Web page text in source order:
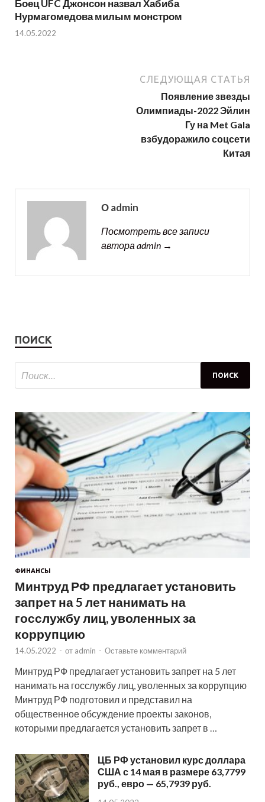
Боец UFC Джонсон назвал Хабиба
Нурмагомедова милым монстром
14.05.2022
СЛЕДУЮЩАЯ СТАТЬЯ
Появление звезды
Олимпиады-2022 Эйлин
Гу на Met Gala
взбудоражило соцсети
Китая
О admin
Посмотреть все записи
автора admin →
ПОИСК
ФИНАНСЫ
Минтруд РФ предлагает установить
запрет на 5 лет нанимать на
госслужбу лиц, уволенных за
коррупцию
14.05.2022 - от admin - Оставьте комментарий
Минтруд РФ предлагает установить запрет на 5 лет
нанимать на госслужбу лиц, уволенных за коррупцию
Минтруд РФ подготовил и представил на
общественное обсуждение проекты законов,
которыми предлагается установить запрет в …
ЦБ РФ установил курс доллара
США с 14 мая в размере 63,7799
руб., евро — 65,7939 руб.